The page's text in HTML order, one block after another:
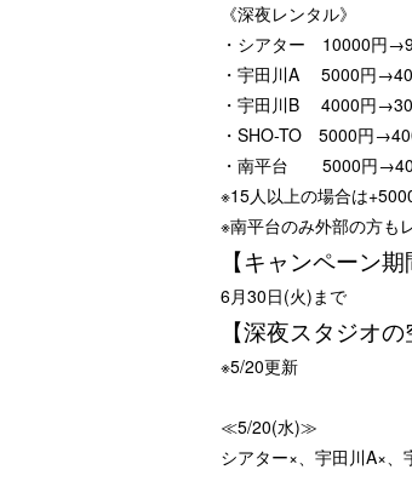
《深夜レンタル》
・シアター 10000円
・宇田川A 5000円
・宇田川B 4000円
・SHO-TO 5000円
・南平台 5000円
※15人以上の場合は
※南平台のみ外部の方も
【キャンペーン期
6月30日(火)まで
【深夜スタジオの
※5/20更新
≪5/20(水)≫
シアター×、宇田川A×、